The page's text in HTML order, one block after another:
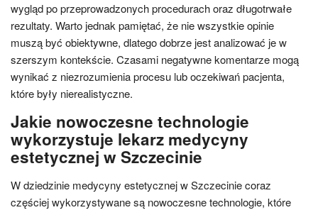
wygląd po przeprowadzonych procedurach oraz długotrwałe
rezultaty. Warto jednak pamiętać, że nie wszystkie opinie
muszą być obiektywne, dlatego dobrze jest analizować je w
szerszym kontekście. Czasami negatywne komentarze mogą
wynikać z niezrozumienia procesu lub oczekiwań pacjenta,
które były nierealistyczne.
Jakie nowoczesne technologie
wykorzystuje lekarz medycyny
estetycznej w Szczecinie
W dziedzinie medycyny estetycznej w Szczecinie coraz
częściej wykorzystywane są nowoczesne technologie, które